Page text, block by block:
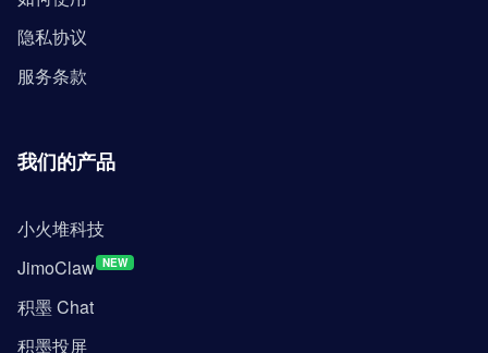
隐私协议
服务条款
我们的产品
小火堆科技
JimoClaw NEW
积墨 Chat
积墨投屏